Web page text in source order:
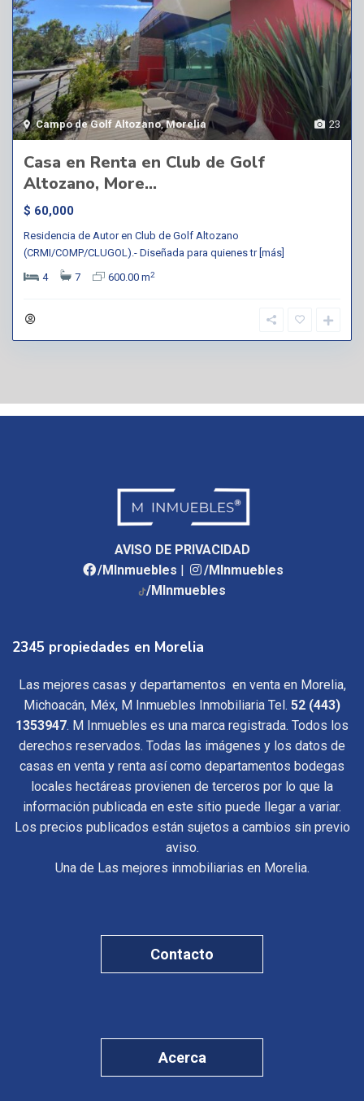
23
Campo de Golf Altozano,Morelia
Casa en Renta en Club de Golf
Altozano, More...
$ 60,000
Residencia de Autor en Club de Golf Altozano
(CRMI/COMP/CLUGOL).- Diseñada para quienes tr [más]
4
7 600.00 m2
AVISO DE PRIVACIDAD
/MInmuebles
/MInmuebles
/MInmuebles
2345 propiedades en Morelia
Las mejores casas y departamentos en venta en Morelia,
Michoacán, Méx, M Inmuebles Inmobiliaria Tel. 52 (443)
1353947. M Inmuebles es una marca registrada. Todos los
derechos reservados. Todas las imágenes y los datos de
casas en venta y renta así como departamentos bodegas
locales hectáreas provienen de terceros por lo que la
información publicada en este sitio puede llegar a variar.
Los precios publicados están sujetos a cambios sin previo
aviso.
Una de Las mejores inmobiliarias en Morelia.